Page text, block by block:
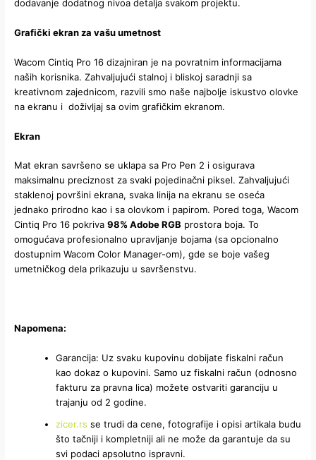
dodavanje dodatnog nivoa detalja svakom projektu.
Grafički ekran za vašu umetnost
Wacom Cintiq Pro 16 dizajniran je na povratnim informacijama
naših korisnika. Zahvaljujući stalnoj i bliskoj saradnji sa
kreativnom zajednicom, razvili smo naše najbolje iskustvo olovke
na ekranu i doživljaj sa ovim grafičkim ekranom.
Ekran
Mat ekran savršeno se uklapa sa Pro Pen 2 i osigurava
maksimalnu preciznost za svaki pojedinačni piksel. Zahvaljujući
staklenoj površini ekrana, svaka linija na ekranu se oseća
jednako prirodno kao i sa olovkom i papirom. Pored toga, Wacom
Cintiq Pro 16 pokriva98% Adobe RGB prostora boja. To
omogućava profesionalno upravljanje bojama (sa opcionalno
dostupnim Wacom Color Manager-om), gde se boje vašeg
umetničkog dela prikazuju u savršenstvu.
Napomena:
Garancija: Uz svaku kupovinu dobijate fiskalni račun
kao dokaz o kupovini. Samo uz fiskalni račun (odnosno
fakturu za pravna lica) možete ostvariti garanciju u
trajanju od 2 godine.
zicer.rs se trudi da cene, fotografije i opisi artikala budu
što tačniji i kompletniji ali ne može da garantuje da su
svi podaci apsolutno ispravni.